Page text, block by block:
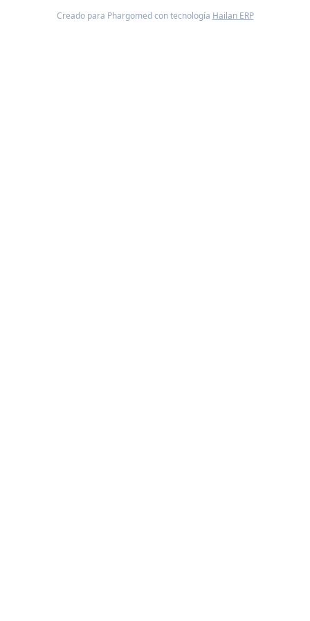
Creado para Phargomed con tecnología Hailan ERP